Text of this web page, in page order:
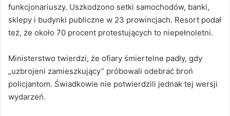
funkcjonariuszy. Uszkodzono setki samochodów, banki,
sklepy i budynki publiczne w 23 prowincjach. Resort podał
też, że około 70 procent protestujących to niepełnoletni.
Ministerstwo twierdzi, że ofiary śmiertelne padły, gdy
„uzbrojeni zamieszkujący” próbowali odebrać broń
policjantom. Świadkowie nie potwierdzili jednak tej wersji
wydarzeń.